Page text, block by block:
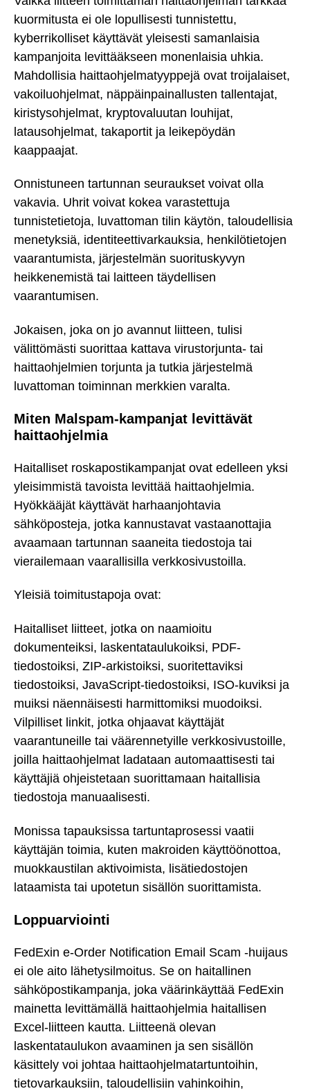
kuormitusta ei ole lopullisesti tunnistettu,
kyberrikolliset käyttävät yleisesti samanlaisia
kampanjoita levittääkseen monenlaisia uhkia.
Mahdollisia haittaohjelmatyyppejä ovat troijalaiset,
vakoiluohjelmat, näppäinpainallusten tallentajat,
kiristysohjelmat, kryptovaluutan louhijat,
latausohjelmat, takaportit ja leikepöydän
kaappaajat.
Onnistuneen tartunnan seuraukset voivat olla
vakavia. Uhrit voivat kokea varastettuja
tunnistetietoja, luvattoman tilin käytön, taloudellisia
menetyksiä, identiteettivarkauksia, henkilötietojen
vaarantumista, järjestelmän suorituskyvyn
heikkenemistä tai laitteen täydellisen
vaarantumisen.
Jokaisen, joka on jo avannut liitteen, tulisi
välittömästi suorittaa kattava virustorjunta- tai
haittaohjelmien torjunta ja tutkia järjestelmä
luvattoman toiminnan merkkien varalta.
Miten Malspam-kampanjat levittävät
haittaohjelmia
Haitalliset roskapostikampanjat ovat edelleen yksi
yleisimmistä tavoista levittää haittaohjelmia.
Hyökkääjät käyttävät harhaanjohtavia
sähköposteja, jotka kannustavat vastaanottajia
avaamaan tartunnan saaneita tiedostoja tai
vierailemaan vaarallisilla verkkosivustoilla.
Yleisiä toimitustapoja ovat:
Haitalliset liitteet, jotka on naamioitu
dokumenteiksi, laskentataulukoiksi, PDF-
tiedostoiksi, ZIP-arkistoiksi, suoritettaviksi
tiedostoiksi, JavaScript-tiedostoiksi, ISO-kuviksi ja
muiksi näennäisesti harmittomiksi muodoiksi.
Vilpilliset linkit, jotka ohjaavat käyttäjät
vaarantuneille tai väärennetyille verkkosivustoille,
joilla haittaohjelmat ladataan automaattisesti tai
käyttäjiä ohjeistetaan suorittamaan haitallisia
tiedostoja manuaalisesti.
Monissa tapauksissa tartuntaprosessi vaatii
käyttäjän toimia, kuten makroiden käyttöönottoa,
muokkaustilan aktivoimista, lisätiedostojen
lataamista tai upotetun sisällön suorittamista.
Loppuarviointi
FedExin e-Order Notification Email Scam -huijaus
ei ole aito lähetysilmoitus. Se on haitallinen
sähköpostikampanja, joka väärinkäyttää FedExin
mainetta levittämällä haittaohjelmia haitallisen
Excel-liitteen kautta. Liitteenä olevan
laskentataulukon avaaminen ja sen sisällön
käsittely voi johtaa haittaohjelmatartuntoihin,
tietovarkauksiin, taloudellisiin vahinkoihin,